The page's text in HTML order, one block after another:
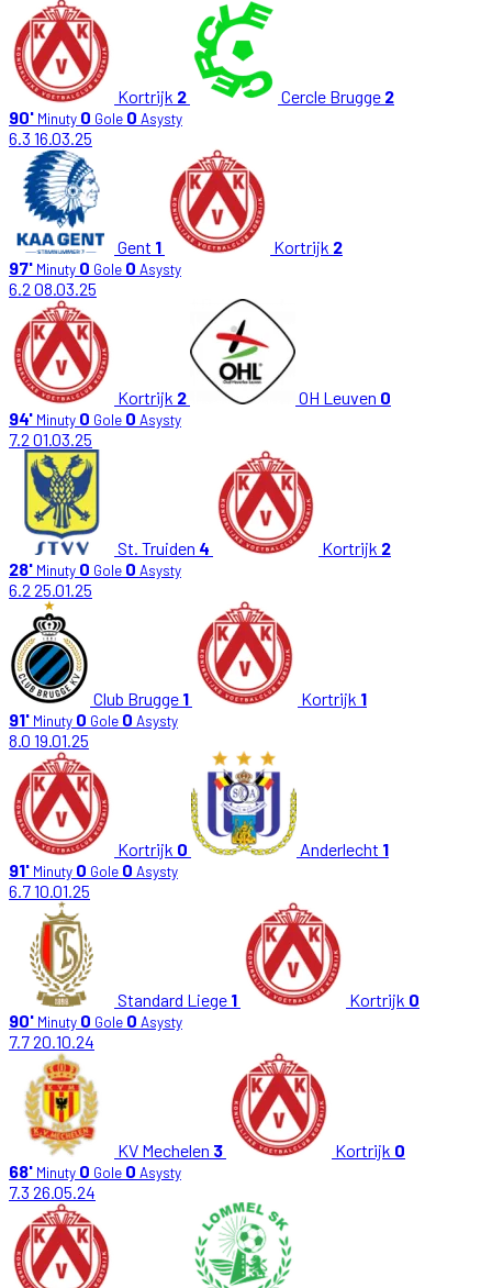
Kortrijk 2 Cercle Brugge 2
90' Minuty 0 Gole 0 Asysty
6.3 16.03.25
Gent 1 Kortrijk 2
97' Minuty 0 Gole 0 Asysty
6.2 08.03.25
Kortrijk 2 OH Leuven 0
94' Minuty 0 Gole 0 Asysty
7.2 01.03.25
St. Truiden 4 Kortrijk 2
28' Minuty 0 Gole 0 Asysty
6.2 25.01.25
Club Brugge 1 Kortrijk 1
91' Minuty 0 Gole 0 Asysty
8.0 19.01.25
Kortrijk 0 Anderlecht 1
91' Minuty 0 Gole 0 Asysty
6.710.01.25
Standard Liege 1 Kortrijk 0
90' Minuty 0 Gole 0 Asysty
7.720.10.24
KV Mechelen 3 Kortrijk 0
68' Minuty 0 Gole 0 Asysty
7.3 26.05.24